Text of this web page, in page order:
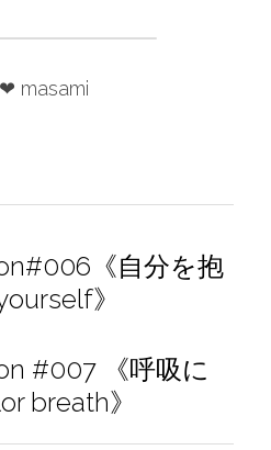
masami
《自分を抱
》
#007 《呼吸に
breath》